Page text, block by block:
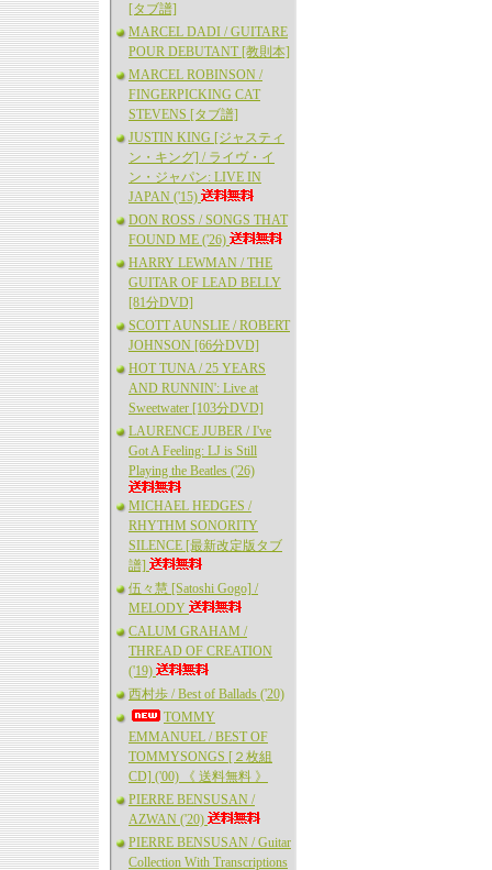
[タブ譜]
MARCEL DADI / GUITARE
POUR DEBUTANT [教則本]
MARCEL ROBINSON /
FINGERPICKING CAT
STEVENS [タブ譜]
JUSTIN KING [ジャスティ
ン・キング] / ライヴ・イ
ン・ジャパン: LIVE IN
JAPAN ('15)
DON ROSS / SONGS THAT
FOUND ME ('26)
HARRY LEWMAN / THE
GUITAR OF LEAD BELLY
[81分DVD]
SCOTT AUNSLIE / ROBERT
JOHNSON [66分DVD]
HOT TUNA / 25 YEARS
AND RUNNIN': Live at
Sweetwater [103分DVD]
LAURENCE JUBER / I've
Got A Feeling: LJ is Still
Playing the Beatles ('26)
MICHAEL HEDGES /
RHYTHM SONORITY
SILENCE [最新改定版タブ
譜]
伍々慧 [Satoshi Gogo] /
MELODY
CALUM GRAHAM /
THREAD OF CREATION
('19)
西村歩 / Best of Ballads ('20)
TOMMY
EMMANUEL / BEST OF
TOMMYSONGS [２枚組
CD] ('00) 《 送料無料 》
PIERRE BENSUSAN /
AZWAN ('20)
PIERRE BENSUSAN / Guitar
Collection With Transcriptions